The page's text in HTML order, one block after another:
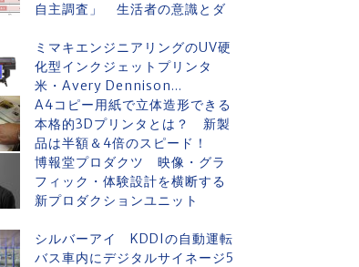
自主調査」 生活者の意識とダ
ミマキエンジニアリングのUV硬
化型インクジェットプリンタ
米・Avery Dennison...
A4コピー用紙で立体造形できる
本格的3Dプリンタとは？ 新製
品は半額＆4倍のスピード！
博報堂プロダクツ 映像・グラ
フィック・体験設計を横断する
新プロダクションユニット
シルバーアイ KDDIの自動運転
バス車内にデジタルサイネージ5